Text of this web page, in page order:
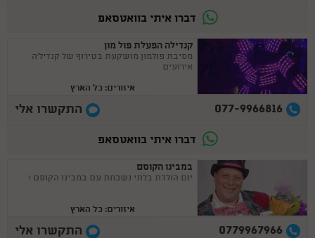
דברו איתי בוואטסאפ
קנדילה הפעלת פול מון
מסיבת פולמון מושקעת בטירוף של קנדיל'ה
אירועים
איזורים: כל הארץ
077-9966816 התקשרו אלי
דברו איתי בוואטסאפ
במבינו הקוסם
יום הולדת בלתי נשכחת עם במבינו הקוסם !
איזורים: כל הארץ
0779967966 התקשרו אלי